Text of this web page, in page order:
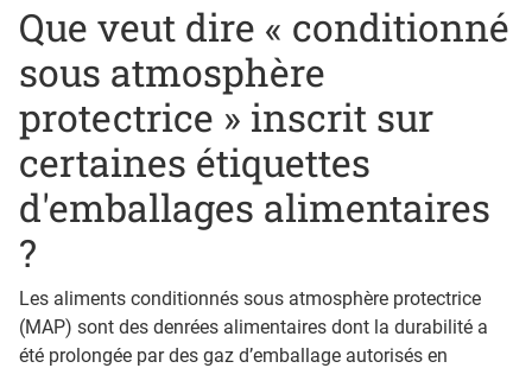
Que veut dire « conditionné
sous atmosphère
protectrice » inscrit sur
certaines étiquettes
d'emballages alimentaires
?
Les aliments conditionnés sous atmosphère protectrice
(MAP) sont des denrées alimentaires dont la durabilité a
été prolongée par des gaz d’emballage autorisés en